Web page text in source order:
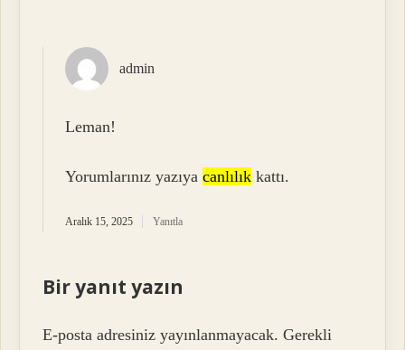
admin
Leman!
Yorumlarınız yazıyacanlılık kattı.
Aralık 15, 2025 Yanıtla
Bir yanıt yazın
E-posta adresiniz yayınlanmayacak. Gerekli